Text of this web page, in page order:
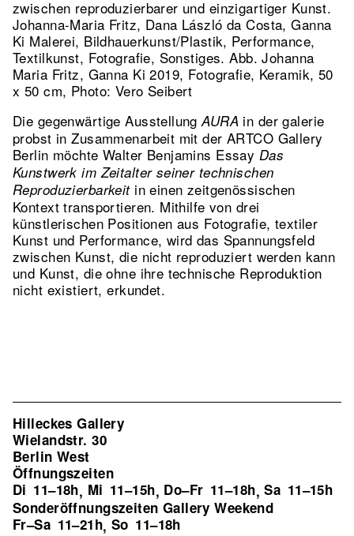
zwischen reproduzierbarer und einzigartiger Kunst.
Johanna-Maria Fritz, Dana László da Costa, Ganna
Ki Malerei, Bildhauerkunst/Plastik, Performance,
Textilkunst, Fotografie, Sonstiges.Abb. Johanna
Maria Fritz, Ganna Ki 2019, Fotografie, Keramik, 50
x 50 cm, Photo: Vero Seibert
Die gegenwärtige AusstellungAURA in der galerie
probst in Zusammenarbeit mit der ARTCO Gallery
Berlin möchte Walter Benjamins Essay Das
Kunstwerk im Zeitalter seiner technischen
Reproduzierbarkeit in einen zeitgenössischen
Kontext transportieren. Mithilfe von drei
künstlerischen Positionen aus Fotografie, textiler
Kunst und Performance, wird das Spannungsfeld
zwischen Kunst, die nicht reproduziert werden kann
und Kunst, die ohne ihre technische Reproduktion
nicht existiert, erkundet.
Hilleckes Gallery
Wielandstr. 30
Berlin West
Öffnungszeiten
Di 11–18h, Mi 11–15h, Do–Fr 11–18h,Sa 11–15h
Sonderöffnungszeiten Gallery Weekend
Fr–Sa 11–21h, So 11–18h